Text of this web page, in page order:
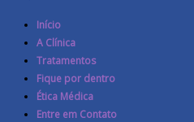
Início
A Clínica
Tratamentos
Fique por dentro
Ética Médica
Entre em Contato